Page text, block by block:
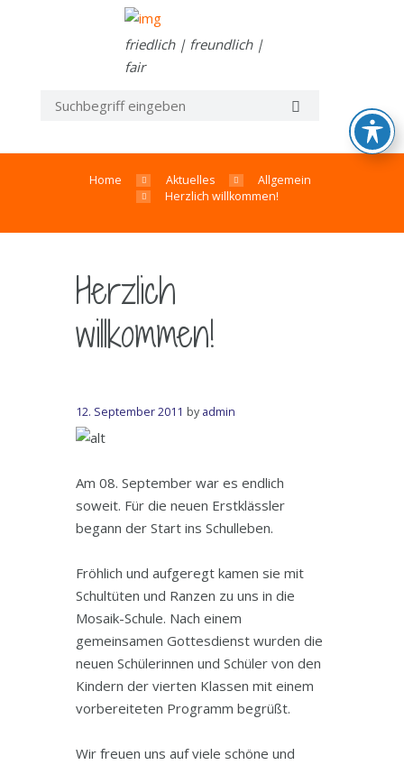
friedlich | freundlich |
fair
Home Aktuelles
Allgemein
Herzlich willkommen!
Herzlich
willkommen!
12. September 2011 by admin
Am 08. September war es endlich
soweit. Für die neuen Erstklässler
begann der Start ins Schulleben.
Fröhlich und aufgeregt kamen sie mit
Schultüten und Ranzen zu uns in die
Mosaik-Schule. Nach einem
gemeinsamen Gottesdienst wurden die
neuen Schülerinnen und Schüler von den
Kindern der vierten Klassen mit einem
vorbereiteten Programm begrüßt.
Wir freuen uns auf viele schöne und